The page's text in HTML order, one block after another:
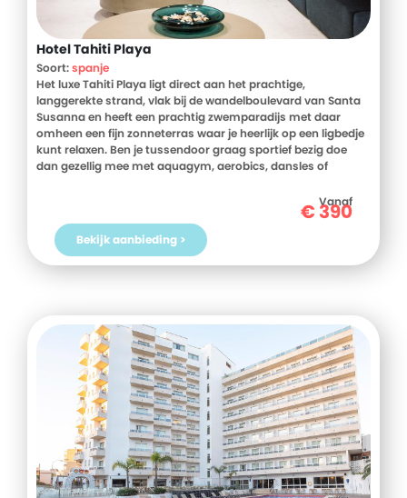
Hotel Tahiti Playa
Soort:spanje
Het luxe Tahiti Playa ligt direct aan het prachtige,
langgerekte strand, vlak bij de wandelboulevard van Santa
Susanna en heeft een prachtig zwemparadijs met daar
omheen een fijn zonneterras waar je heerlijk op een ligbedje
kunt relaxen. Ben je tussendoor graag sportief bezig doe
dan gezellig mee met aquagym, aerobics, dansles of
Op het terras van de cafetaria kun je genieten van snacks,
ijsjes en heerlijke, huisgemaakte sangría en in het
hoogseizoen ook van verrassende avondshows. De
snackbar aan het strand verzorgt van mei tot en met
je bij staat. In de salon is het 's avonds gezellig om een
drankje drinken en een dansje te wagen.
Voor kinderen is er een kinderbadje en een speeltuintje. Bij
de leuke miniclub kunnen zij film kijken, mee doen met
knutselen en verschillende spelletjes en worden zij af en toe
geschminkt. Alsof dat nog niet genoeg is, is er 's avonds is
er ook nog eens minidisco. Wat een feestje!
Vanaf
€390
Bekijk aanbieding >